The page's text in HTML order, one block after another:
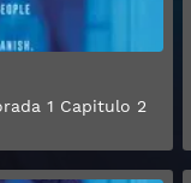
1 Capitulo 2